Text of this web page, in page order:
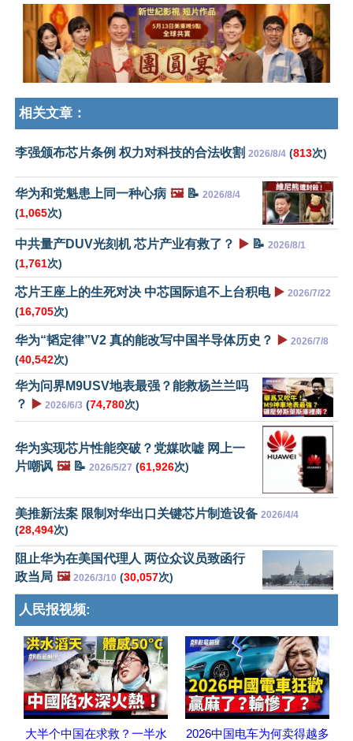
相关文章：
李强颁布芯片条例 权力对科技的合法收割 2026/8/4 (813次)
华为和党魁患上同一种心病 🖼️📝 2026/8/4
(1,065次)
中共量产DUV光刻机 芯片产业有救了？ ▶️ 📝 2026/8/1
(1,761次)
芯片王座上的生死对决 中芯国际追不上台积电 ▶️ 2026/7/22
(16,705次)
华为“韬定律”V2 真的能改写中国半导体历史？ ▶️ 2026/7/8
(40,542次)
华为问界M9USV地表最强？能救杨兰兰吗
？
▶️ 2026/6/3 (74,780次)
华为实现芯片性能突破？党媒吹嘘 网上一
片嘲讽 🖼️📝 2026/5/27 (61,926次)
美推新法案 限制对华出口关键芯片制造设备 2026/4/4
(28,494次)
阻止华为在美国代理人 两位众议员致函行
政当局 🖼️ 2026/3/10 (30,057次)
人民报视频:
大半个中国在求救？一半水
2026中国电车为何卖得越多